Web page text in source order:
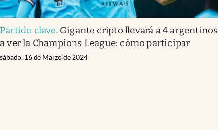
Partido clave. Gigante cripto llevará a 4 argentinos
a ver la Champions League: cómo participar
sábado, 16 de Marzo de 2024